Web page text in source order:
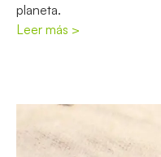
planeta.
Leer más >